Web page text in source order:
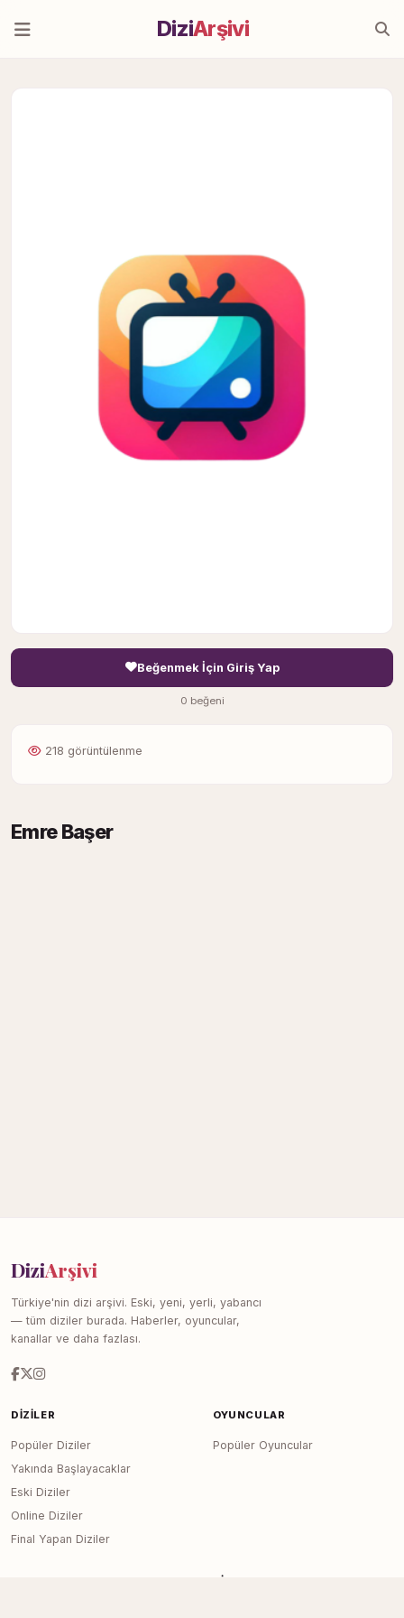
DiziArşivi
Beğenmek İçin Giriş Yap
0 beğeni
218 görüntülenme
Emre Başer
DiziArşivi
Türkiye'nin dizi arşivi. Eski, yeni, yerli, yabancı
— tüm diziler burada. Haberler, oyuncular,
kanallar ve daha fazlası.
DIZILER
Popüler Diziler
Yakında Başlayacaklar
Eski Diziler
Online Diziler
Final Yapan Diziler
OYUNCULAR
Popüler Oyuncular
SITE